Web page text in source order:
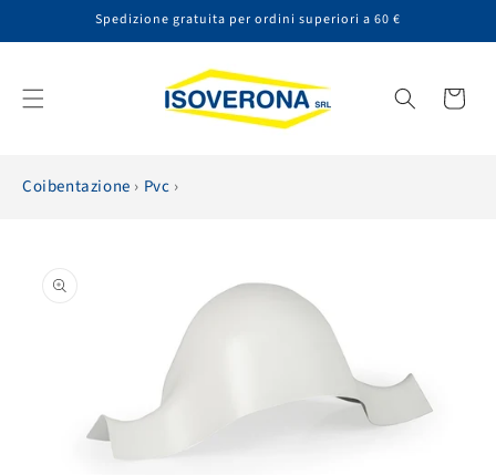
direttamente
ai contenuti
Spedizione gratuita per ordini superiori a 60 €
Carrello
Coibentazione › Pvc ›
informazioni
sul prodotto